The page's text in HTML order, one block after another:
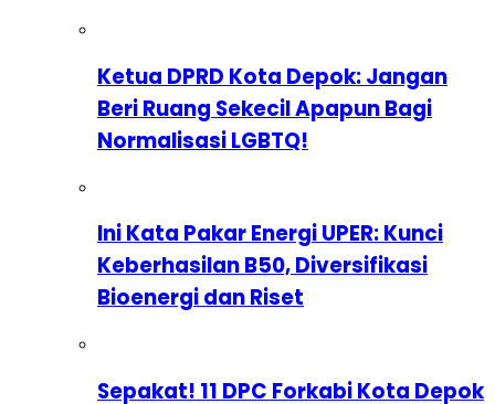
Ketua DPRD Kota Depok: Jangan
Beri Ruang Sekecil Apapun Bagi
Normalisasi LGBTQ!
Ini Kata Pakar Energi UPER: Kunci
Keberhasilan B50, Diversifikasi
Bioenergi dan Riset
Sepakat! 11 DPC Forkabi Kota Depok